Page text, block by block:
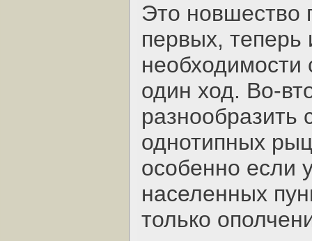
Это новшество
первых, теперь
один ход. Во-
разнообразить
однотипных
особенно если
населенных
только